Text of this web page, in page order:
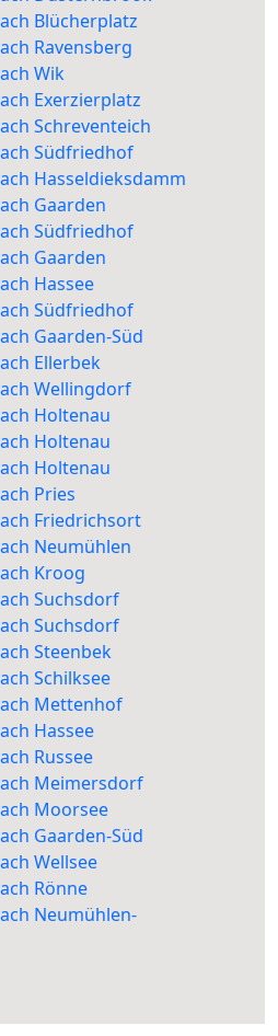
Blücherplatz
Ravensberg
Wik
Exerzierplatz
Schreventeich
Südfriedhof
Hasseldieksdamm
Gaarden
Südfriedhof
Gaarden
Hassee
Südfriedhof
Gaarden-Süd
Ellerbek
Wellingdorf
Holtenau
Holtenau
Holtenau
Pries
Friedrichsort
Neumühlen
Kroog
Suchsdorf
Suchsdorf
Steenbek
Schilksee
Mettenhof
Hassee
Russee
Meimersdorf
Moorsee
Gaarden-Süd
Wellsee
Rönne
Neumühlen-